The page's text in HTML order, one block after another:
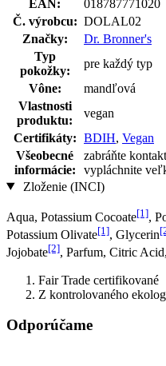
EAN:
018787771020
Č. výrobcu: DOLAL02
Značky:
Dr. Bronner's
Typ
pokožky:
pre každý typ
Vône:
mandľová
Vlastnosti
produktu:
vegan
Certifikáty: BDIH, Vegan
Všeobecné
informácie:
zabráňte
vypláchnite
Zloženie (INCI)
Aqua, Potassium Cocoate[1],
Potassium Olivate[1], Glycerin
Jo­jobate[2], Parfum, Citric
Fair Trade certifikované
Z kontrolovaného
Odporúčame